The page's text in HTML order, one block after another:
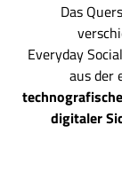
Das
Everyday
aus der
digitaler